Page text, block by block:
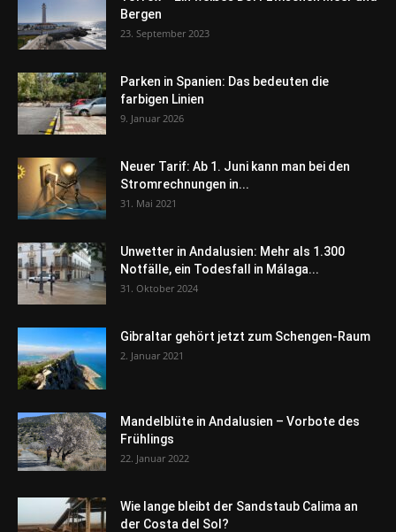
Bergen
23. September 2023
Parken in Spanien: Das bedeuten die
farbigen Linien
9. Januar 2026
Neuer Tarif: Ab 1. Juni kann man bei den
Stromrechnungen in...
31. Mai 2021
Unwetter in Andalusien: Mehr als 1.300
Notfälle, ein Todesfall in Málaga...
31. Oktober 2024
Gibraltar gehört jetzt zum Schengen-Raum
2. Januar 2021
Mandelblüte in Andalusien – Vorbote des
Frühlings
22. Januar 2022
Wie lange bleibt der Sandstaub Calima an
der Costa del Sol?